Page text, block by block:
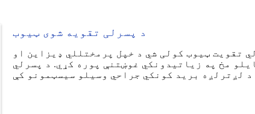
د پسرلی تقویه شوی ټیوب
تقویت ټیوب کولی شي د خپل پرمختللي ډیزاین او
مخ په زیاتیدونکي غوښتنې پوره کړي. د پسرلي
لږترلږه برید کونکي جراحي وسیلو سیسټمونو کې
چمتو کړي پداسې حال کې چې د جراحۍ په جریان کې
شوي پایپ کولی شي عالي داخلي پایپ تیریدو